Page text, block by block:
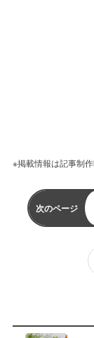
※掲載情報は記事制
次のページ